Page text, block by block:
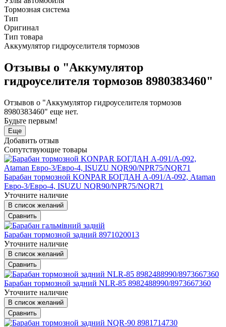
Тормозная система
Тип
Оригинал
Тип товара
Аккумулятор гидроуселителя тормозов
Отзывы о "Аккумулятор
гидроуселителя тормозов 8980383460"
Отзывов о "Аккумулятор гидроуселителя тормозов
8980383460" еще нет.
Будьте первым!
Еще
Добавить отзыв
Сопутствующие товары
Барабан тормозной KONPAR БОГДАН А-091/А-092, Ataman
Евро-3/Евро-4, ISUZU NQR90/NPR75/NQR71
Уточните наличие
В список желаний
Сравнить
Барабан тормозной задний 8971020013
Уточните наличие
В список желаний
Сравнить
Барабан тормозной задний NLR-85 8982488990/8973667360
Уточните наличие
В список желаний
Сравнить